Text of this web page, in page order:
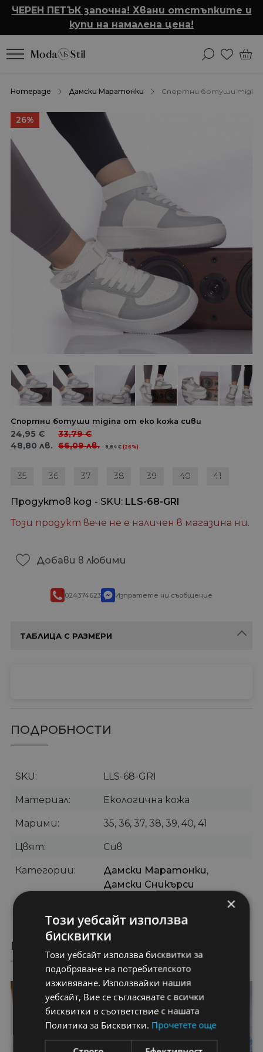
ЧЕРЕН ПЕТЪК започна! Хвани отстъпките и
купи на намалена цена!
Homepage Дамски Маратонки Спортни ботуши migina
26%
Спортни ботуши migina от еко кожа сиви
24,95 €
48,80 лв.
33,79€
66,09лв. 8,84€ (26%)
35 36 37 38 39 40 41
Продуктов код - SKU LLS-68-GRI
Този продукт вече не е наличен в магазина ни.
Добави в любими
024374623 Изпратете ни съобщение
ТАБЛИЦА С РАЗМЕРИ
ПОДРОБНОСТИ
SKU LLS-68-GRI
Материал Екологична кожа
Марими 35, 36, 37, 38, 39, 40, 41
Цвят Сив
Категории Дамски Маратонки,
Дамски Сникърси
ПРЕПОРЪЧАНИ ПРОДУКТИ
31% 55%
×
Този уебсайт използва
бисквитки
Този уебсайт използва бисквитки за
подобряване на потребителското
изживяване. Използвайки нашия
уебсайт, Вие се съгласявате с всички
бисквитки в съответствие с нашата
Политика за Бисквитки. Прочетете още